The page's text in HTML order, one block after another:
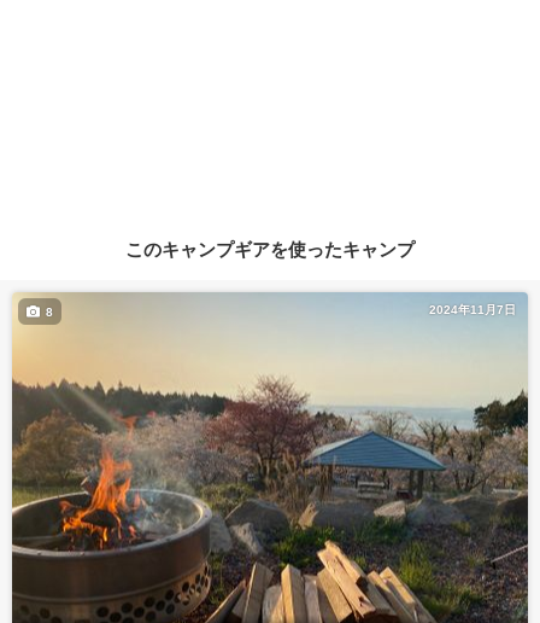
このキャンプギアを使ったキャンプ
2024年11月7日
8